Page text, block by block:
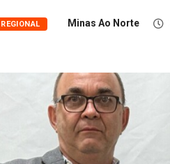
REGIONAL Minas Ao Norte